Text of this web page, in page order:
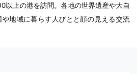
以上の港を訪問。各地の世界遺産や大自
地域に暮らす人びとと顔の見える交流